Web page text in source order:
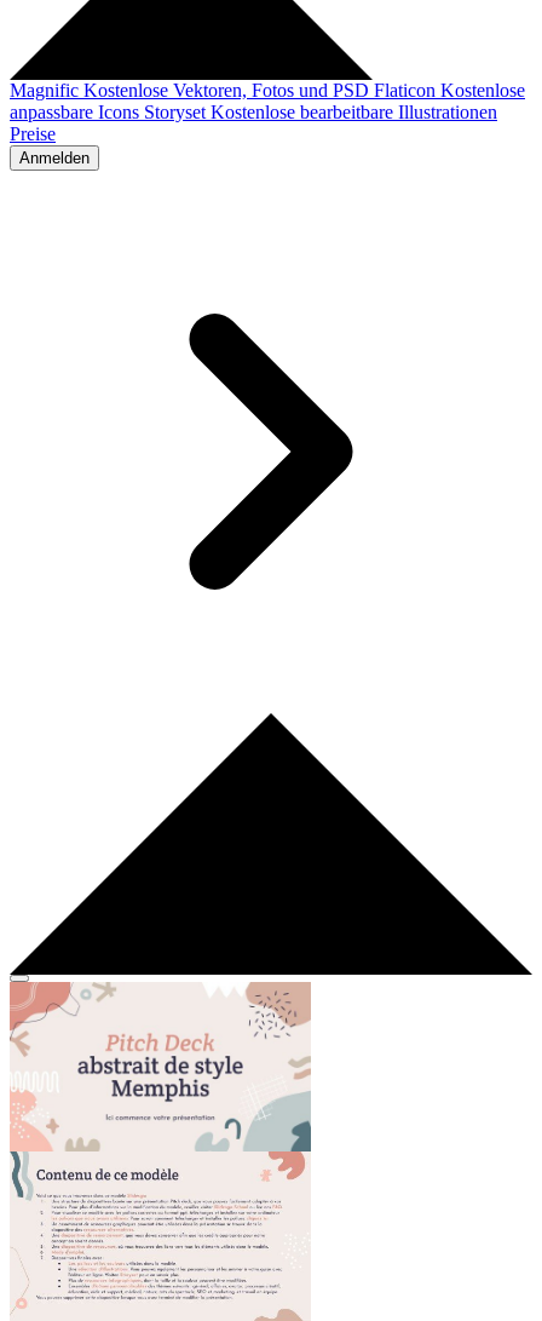
Magnific Kostenlose Vektoren, Fotos und PSD Flaticon Kostenlose
anpassbare Icons Storyset Kostenlose bearbeitbare Illustrationen
Preise
Anmelden